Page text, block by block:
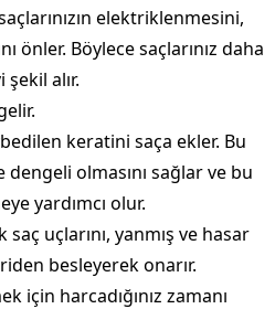
elektriklenmesini,
önler. Böylece saçlarınız daha
alır.
keratini saça ekler. Bu
olmasını sağlar ve bu
yardımcı olur.
saç uçlarını, yanmış ve hasar
besleyerek onarır.
için harcadığınız zamanı